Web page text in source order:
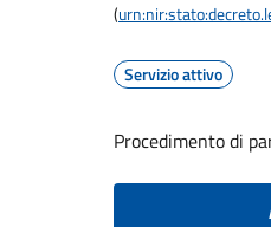
(
Servizio attivo
Procedimento di